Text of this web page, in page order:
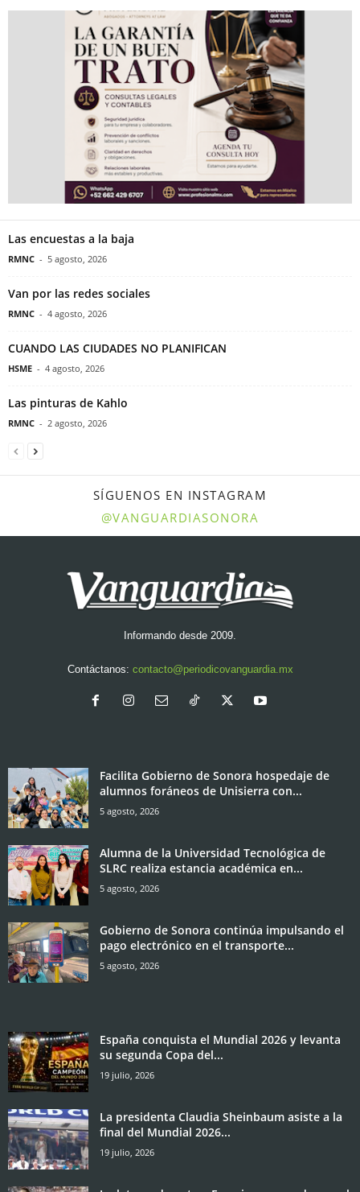
Las encuestas a la baja
RMNC - 5 agosto, 2026
Van por las redes sociales
RMNC - 4 agosto, 2026
CUANDO LAS CIUDADES NO PLANIFICAN
HSME - 4 agosto, 2026
Las pinturas de Kahlo
RMNC - 2 agosto, 2026
SÍGUENOS EN INSTAGRAM
@VANGUARDIASONORA
Informando desde 2009.
Contáctanos: contacto@periodicovanguardia.mx
Facilita Gobierno de Sonora hospedaje de
alumnos foráneos de Unisierra con...
5 agosto, 2026
Alumna de la Universidad Tecnológica de
SLRC realiza estancia académica en...
5 agosto, 2026
Gobierno de Sonora continúa impulsando el
pago electrónico en el transporte...
5 agosto, 2026
España conquista el Mundial 2026 y levanta
su segunda Copa del...
19 julio, 2026
La presidenta Claudia Sheinbaum asiste a la
final del Mundial 2026...
19 julio, 2026